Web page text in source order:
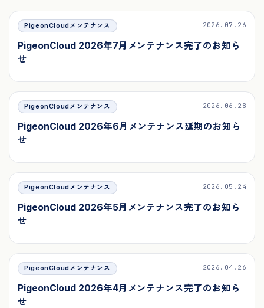
PigeonCloudメンテナンス 2026.07.26
PigeonCloud 2026年7月メンテナンス完了のお知ら
せ
PigeonCloudメンテナンス 2026.06.28
PigeonCloud 2026年6月メンテナンス延期のお知ら
せ
PigeonCloudメンテナンス 2026.05.24
PigeonCloud 2026年5月メンテナンス完了のお知ら
せ
PigeonCloudメンテナンス 2026.04.26
PigeonCloud 2026年4月メンテナンス完了のお知ら
せ